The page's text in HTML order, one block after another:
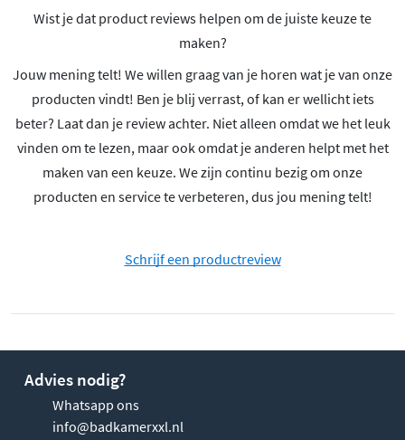
Wist je dat product reviews helpen om de juiste keuze te
maken?
Jouw mening telt! We willen graag van je horen wat je van onze
producten vindt! Ben je blij verrast, of kan er wellicht iets
beter? Laat dan je review achter. Niet alleen omdat we het leuk
vinden om te lezen, maar ook omdat je anderen helpt met het
maken van een keuze. We zijn continu bezig om onze
producten en service te verbeteren, dus jou mening telt!
Schrijf een productreview
Advies nodig?
Whatsapp ons
info@badkamerxxl.nl